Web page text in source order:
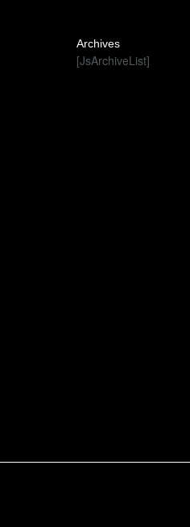
Archives
[JsArchiveList]